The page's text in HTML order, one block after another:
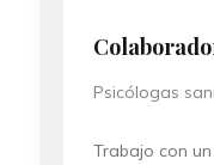
Psicólogas
Trabajo con